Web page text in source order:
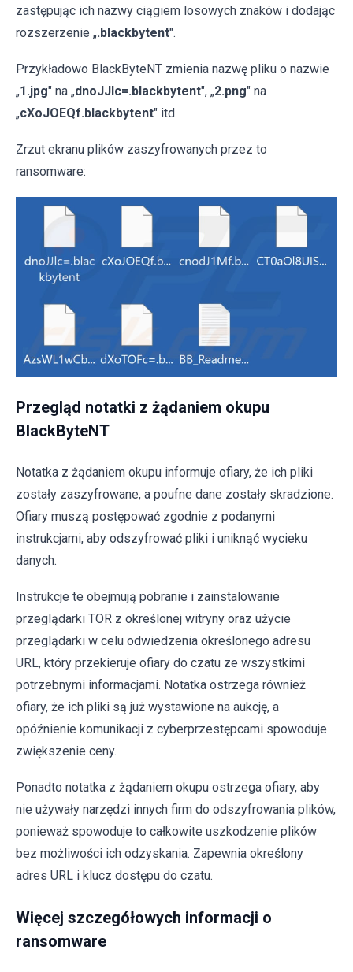
zastępując ich nazwy ciągiem losowych znaków i dodając
rozszerzenie „.blackbytent".
Przykładowo BlackByteNT zmienia nazwę pliku o nazwie
„1.jpg" na „dnoJJlc=.blackbytent", „2.png" na
„cXoJOEQf.blackbytent" itd.
Zrzut ekranu plików zaszyfrowanych przez to
ransomware:
Przegląd notatki z żądaniem okupu
BlackByteNT
Notatka z żądaniem okupu informuje ofiary, że ich pliki
zostały zaszyfrowane, a poufne dane zostały skradzione.
Ofiary muszą postępować zgodnie z podanymi
instrukcjami, aby odszyfrować pliki i uniknąć wycieku
danych.
Instrukcje te obejmują pobranie i zainstalowanie
przeglądarki TOR z określonej witryny oraz użycie
przeglądarki w celu odwiedzenia określonego adresu
URL, który przekieruje ofiary do czatu ze wszystkimi
potrzebnymi informacjami. Notatka ostrzega również
ofiary, że ich pliki są już wystawione na aukcję, a
opóźnienie komunikacji z cyberprzestępcami spowoduje
zwiększenie ceny.
Ponadto notatka z żądaniem okupu ostrzega ofiary, aby
nie używały narzędzi innych firm do odszyfrowania plików,
ponieważ spowoduje to całkowite uszkodzenie plików
bez możliwości ich odzyskania. Zapewnia określony
adres URL i klucz dostępu do czatu.
Więcej szczegółowych informacji o
ransomware